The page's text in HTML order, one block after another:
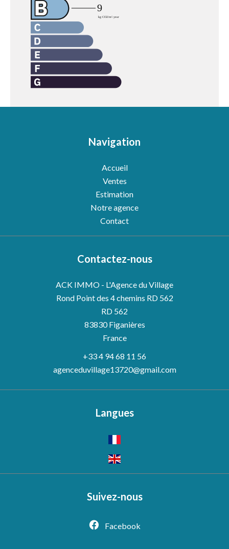
Navigation
Accueil
Ventes
Estimation
Notre agence
Contact
Contactez-nous
ACK IMMO - L'Agence du Village
Rond Point des 4 chemins RD 562
RD 562
83830Figanières
France
+33 4 94 68 11 56
agenceduvillage13720@gmail.com
Langues
Suivez-nous
Facebook